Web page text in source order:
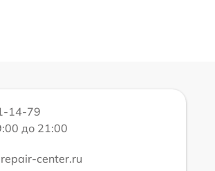
14-79
до 21:00
center.ru